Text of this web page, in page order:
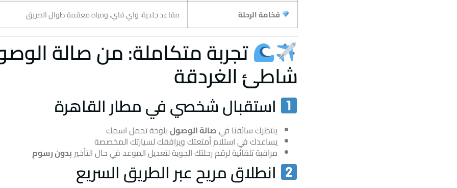
فخامة الرحلة
مقاعد جلدية، واي فاي، ومياه معقمة طوال الطريق
تجربة متكاملة: من صالة
شاطئ الغردقة
استقبال شخصي في مطار القاهرة
ينتظرك سائقنا فيصالة الوصولبلوحة تحمل اسمك
يساعدك في استلام أمتعتك ويرافقك لسيارتك المخصصة
مراقبة تلقائية لرقم رحلتك الجوية لتعديل الموعد في حال التأخيربدون رسوم
انطلاق مريح عبر الطريق السريع